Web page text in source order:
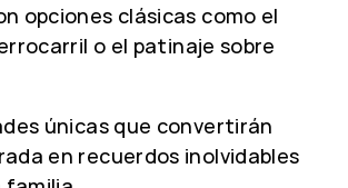
opciones clásicas como el
o el patinaje sobre
únicas que convertirán
en recuerdos inolvidables